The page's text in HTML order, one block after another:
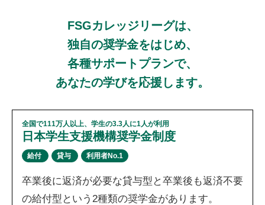
FSGカレッジリーグは、
独自の奨学金をはじめ、
各種サポートプランで、
あなたの学びを応援します。
全国で111万人以上、学生の3.3人に1人が利用
日本学生支援機構奨学金制度
給付 貸与 利用者No.1
卒業後に返済が必要な貸与型と卒業後も返済不要
の給付型という2種類の奨学金があります。